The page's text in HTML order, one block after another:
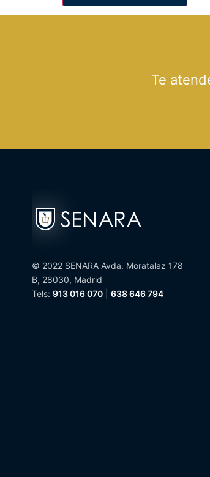
Te
© 2022 SENARA Avda. Moratalaz 178
B, 28030, Madrid
Tels: 913 016 070 638 646 794